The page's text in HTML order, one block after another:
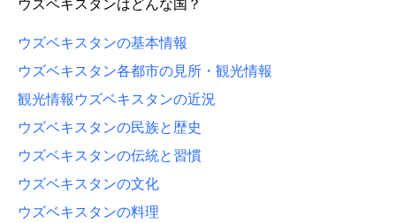
ウズベキスタンはどんな国？
ウズベキスタンの基本情報
ウズベキスタン各都市の見所・観光情報
観光情報 ウズベキスタンの近況
ウズベキスタンの民族と歴史
ウズベキスタンの伝統と習慣
ウズベキスタンの文化
ウズベキスタンの料理